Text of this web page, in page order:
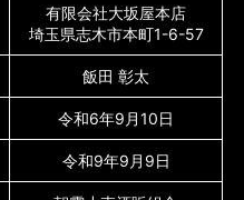
有限会社大坂屋本店
埼玉県志木市本町1-6-57
飯田 彰太
令和6年9月10日
令和9年9月9日